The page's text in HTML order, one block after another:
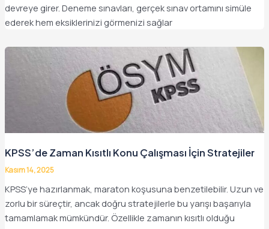
devreye girer. Deneme sınavları, gerçek sınav ortamını simüle
ederek hem eksiklerinizi görmenizi sağlar
KPSS’de Zaman Kısıtlı Konu Çalışması İçin Stratejiler
Kasım 14, 2025
KPSS’ye hazırlanmak, maraton koşusuna benzetilebilir. Uzun ve
zorlu bir süreçtir, ancak doğru stratejilerle bu yarışı başarıyla
tamamlamak mümkündür. Özellikle zamanın kısıtlı olduğu